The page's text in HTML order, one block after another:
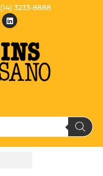
(14) 3233-8888